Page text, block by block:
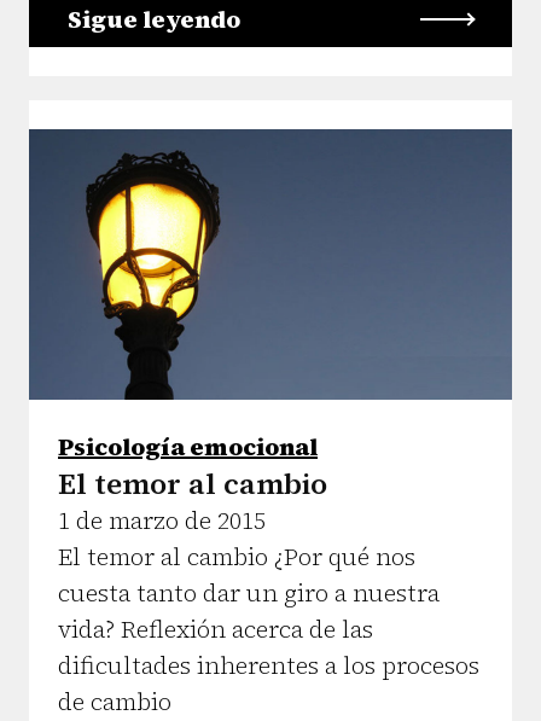
Sigue leyendo
Psicología emocional
El temor al cambio
1 de marzo de 2015
El temor al cambio ¿Por qué nos
cuesta tanto dar un giro a nuestra
vida? Reflexión acerca de las
dificultades inherentes a los procesos
de cambio